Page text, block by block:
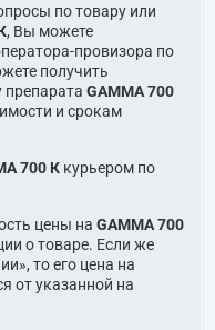
по товару или
, Вы можете
провизора по
получить
GAMMA 700
и срокам
700 К курьером по
цены на GAMMA 700
о товаре. Если же
то его цена на
от указанной на